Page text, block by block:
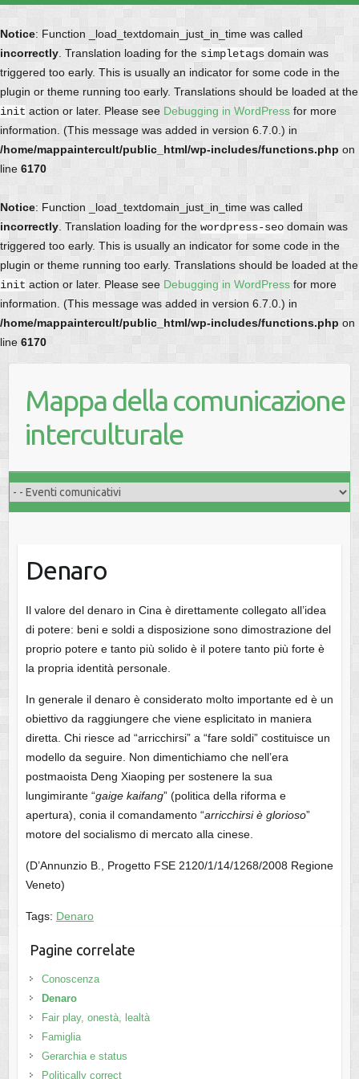
Notice: Function _load_textdomain_just_in_time was called
incorrectly . Translation loading for the simpletags domain was
triggered too early. This is usually an indicator for some code in the
plugin or theme running too early. Translations should be loaded at the
init action or later. Please see Debugging in WordPress for more
information. (This message was added in version 6.7.0.) in
/home/mappaintercult/public_html/wp-includes/functions.php on
line 6170
Notice: Function _load_textdomain_just_in_time was called
incorrectly . Translation loading for the wordpress-seo domain was
triggered too early. This is usually an indicator for some code in the
plugin or theme running too early. Translations should be loaded at the
init action or later. Please see Debugging in WordPress for more
information. (This message was added in version 6.7.0.) in
/home/mappaintercult/public_html/wp-includes/functions.php on
line 6170
Mappa della comunicazione
interculturale
Denaro
Il valore del denaro in Cina è direttamente collegato all’idea
di potere: beni e soldi a disposizione sono dimostrazione del
proprio potere e tanto più solido è il potere tanto più forte è
la propria identità personale.
In generale il denaro è considerato molto importante ed è un
obiettivo da raggiungere che viene esplicitato in maniera
diretta. Chi riesce ad “arricchirsi” a “fare soldi” costituisce un
modello da seguire. Non dimentichiamo che nell’era
postmaoista Deng Xiaoping per sostenere la sua
lungimirante “gaige kaifang” (politica della riforma e
apertura), conia il comandamento “arricchirsi è glorioso”
motore del socialismo di mercato alla cinese.
(D’Annunzio B., Progetto FSE 2120/1/14/1268/2008 Regione
Veneto)
Tags: Denaro
Pagine correlate
Conoscenza
Denaro
Fair play, onestà, lealtà
Famiglia
Gerarchia e status
Politically correct